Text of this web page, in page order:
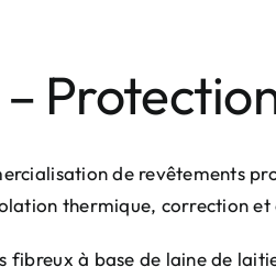
de revêtements
thermique, correction
fibreux à base de laine de